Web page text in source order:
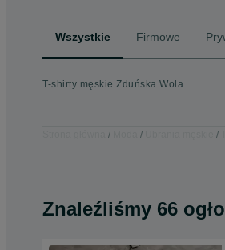
Wszystkie Firmowe
T-shirty męskie Zduńska Wola
Znaleźliśmy 66